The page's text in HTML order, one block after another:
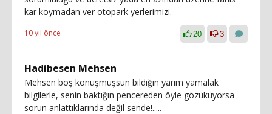
kar koymadan ver otopark yerlerimizi.
10 yıl önce 20 3
Hadibesen Mehsen
Mehsen boş konuşmuşsun bildiğin yarım yamalak
bilgilerle, senin baktığın pencereden öyle gözüküyorsa
sorun anlattıklarında değil sende!.....